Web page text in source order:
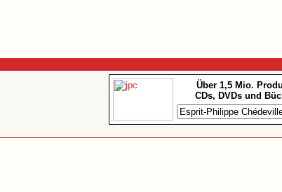
Über 1,5 Mio.
CDs, DVDs und